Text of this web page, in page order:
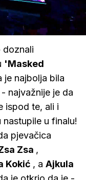
doznali
'Masked
je najbolja bila
najvažnije je da
ispod te, ali i
u finalu!
pjevačica
Zsa ,
Kokić , a Ajkula